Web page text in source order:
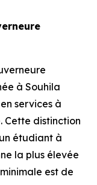
à Souhila
services à
Cette distinction
étudiant à
la plus élevée
est de